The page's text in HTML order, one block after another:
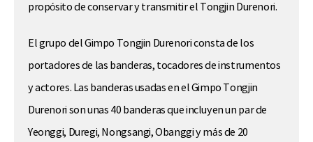
propósito de conservar y transmitir el Tongjin Durenori.
El grupo del Gimpo Tongjin Durenori consta de los
portadores de las banderas, tocadores de instrumentos
y actores. Las banderas usadas en el Gimpo Tongjin
Durenori son unas 40 banderas que incluyen un par de
Yeonggi, Duregi, Nongsangi, Obanggi y más de 20